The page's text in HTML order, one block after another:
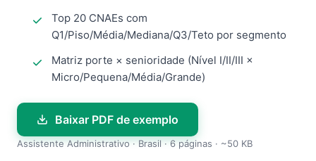
Top 20 CNAEs com
Q1/Piso/Média/Mediana/Q3/Teto por segmento
Matriz porte × senioridade (Nível I/II/III ×
Micro/Pequena/Média/Grande)
Baixar PDF de exemplo
Assistente Administrativo · Brasil · 6 páginas · ~50 KB